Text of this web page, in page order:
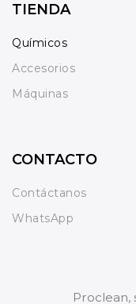
TIENDA
Químicos
Accesorios
Máquinas
CONTACTO
Contáctanos
WhatsApp
Proclean,